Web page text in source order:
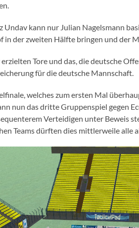
kann nur Julian Nagelsmann
der zweiten Hälfte bringen und der
Tore und das, die deutsche
für die deutsche Mannschaft.
welches zum ersten Mal
nun das dritte Gruppenspiel gegen
Verteidigen unter Beweis
Teams dürften dies mittlerweile